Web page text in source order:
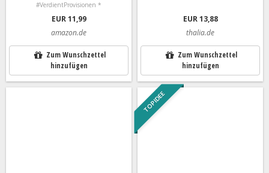
#VerdientProvisionen *
EUR 11,99
amazon.de
Zum Wunschzettel
hinzufügen
EUR 13,88
thalia.de
Zum Wunschzettel
hinzufügen
TOP IDEE